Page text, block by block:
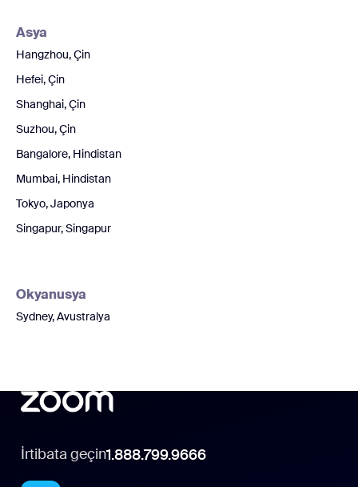
Asya
Hangzhou, Çin
Hefei, Çin
Shanghai, Çin
Suzhou, Çin
Bangalore, Hindistan
Mumbai, Hindistan
Tokyo, Japonya
Singapur, Singapur
Okyanusya
Sydney, Avustralya
İrtibata geçin1.888.799.9666